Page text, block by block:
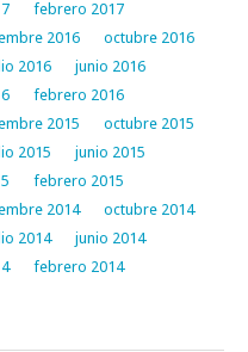
febrero 2017
2016
octubre 2016
2016
junio 2016
febrero 2016
2015
octubre 2015
2015
junio 2015
febrero 2015
2014
octubre 2014
2014
junio 2014
febrero 2014